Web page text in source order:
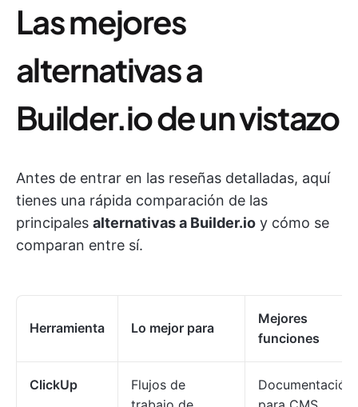
Las mejores
alternativas a
Builder.io de un vistazo
Antes de entrar en las reseñas detalladas, aquí
tienes una rápida comparación de las
principales alternativas a Builder.io y cómo se
comparan entre sí.
Herramienta Lo mejor para
Mejores
funciones
ClickUp
Flujos de
Documentación